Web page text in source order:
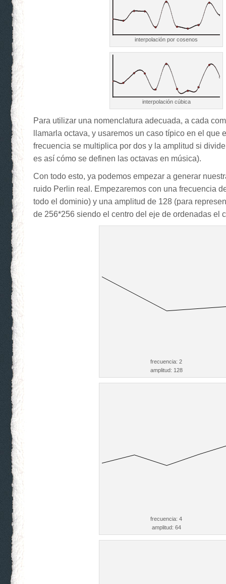
interpolación por cosenos
interpolación cúbica
Para utilizar una nomenclatura adecuada, a cada
llamarla octava, y usaremos un caso típico en el que
frecuencia se multiplica por dos y la amplitud si
es así cómo se definen las octavas en música).
Con todo esto, ya podemos empezar a generar
ruido Perlin real. Empezaremos con una frecuencia
todo el dominio) y una amplitud de 128 (para
de 256*256 siendo el centro del eje de ordenadas el
frecuencia: 2
amplitud: 128
frecuencia: 4
amplitud: 64